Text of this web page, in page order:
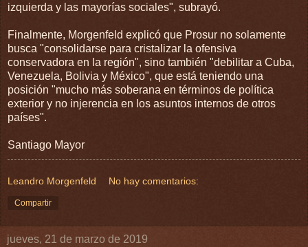
izquierda y las mayorías sociales", subrayó.
Finalmente, Morgenfeld explicó que Prosur no solamente
busca "consolidarse para cristalizar la ofensiva
conservadora en la región", sino también "debilitar a Cuba,
Venezuela, Bolivia y México", que está teniendo una
posición "mucho más soberana en términos de política
exterior y no injerencia en los asuntos internos de otros
países".
Santiago Mayor
Leandro Morgenfeld No hay comentarios:
Compartir
jueves, 21 de marzo de 2019